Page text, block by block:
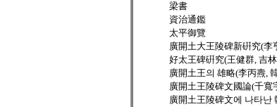
梁書
資治通鑑
太平御覽
廣開土大王陵碑新硏究(李
好太王碑硏究(王健群, 吉
廣開土王의 雄略(李丙燾,
廣開土王陵碑文國論(千寬
廣開土王陵碑文에 나타난